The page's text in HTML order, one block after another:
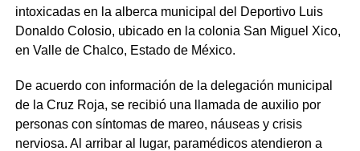
intoxicadas en la alberca municipal del Deportivo Luis
Donaldo Colosio, ubicado en la colonia San Miguel Xico,
en Valle de Chalco, Estado de México.
De acuerdo con información de la delegación municipal
de la Cruz Roja, se recibió una llamada de auxilio por
personas con síntomas de mareo, náuseas y crisis
nerviosa. Al arribar al lugar, paramédicos atendieron a